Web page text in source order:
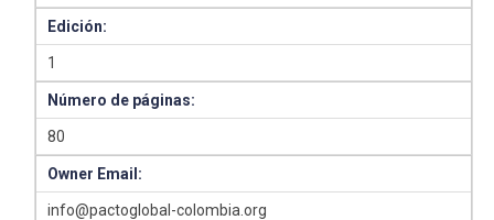
Edición:
1
Número de páginas:
80
Owner Email:
info@pactoglobal-colombia.org